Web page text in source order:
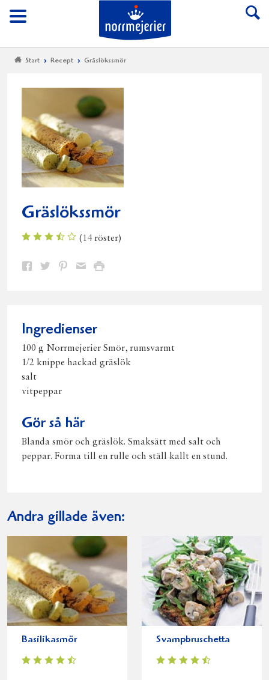
Meny
Till Norrmejerier
Start Recept Gräslökssmör
Gräslökssmör
(14 röster)
Dela Dela Dela DelaSkriv
Ingredienser
100 g Norrmejerier Smör, rumsvarmt
1/2 knippe hackad gräslök
salt
vitpeppar
Gör så här
Blanda smör och gräslök. Smaksätt med salt och
peppar. Forma till en rulle och ställ kallt en stund.
Andra gillade även:
Basilikasmör Svampbruschetta